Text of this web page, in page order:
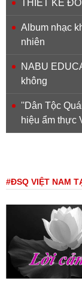
THIẾT KẾ
Album nhạc
nhiên
NABU
không
''Dân Tộc
hiệu ẩm thực
#ĐSQ VIỆT NAM